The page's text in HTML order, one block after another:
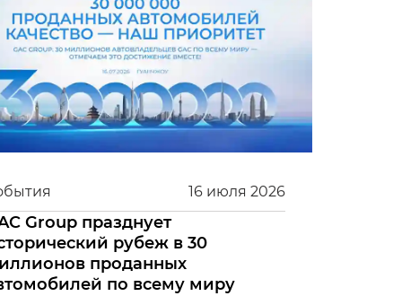
16 июля 2026
Group празднует
рубеж в 30
проданных
по всему миру